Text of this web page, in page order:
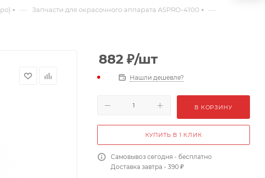
— Запчасти для окрасочного аппарата ASPRO-4100 —
882 ₽/шт
Нашли дешевле?
В КОРЗИНУ
КУПИТЬ В 1 КЛИК
Самовывоз сегодня - бесплатно
Доставка завтра - 390 ₽